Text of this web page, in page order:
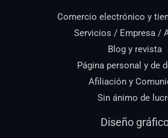
Comercio electrónico y
Servicios / Empresa /
Blog y revista
Página personal y de
Afiliación y
Sin ánimo de
Diseño